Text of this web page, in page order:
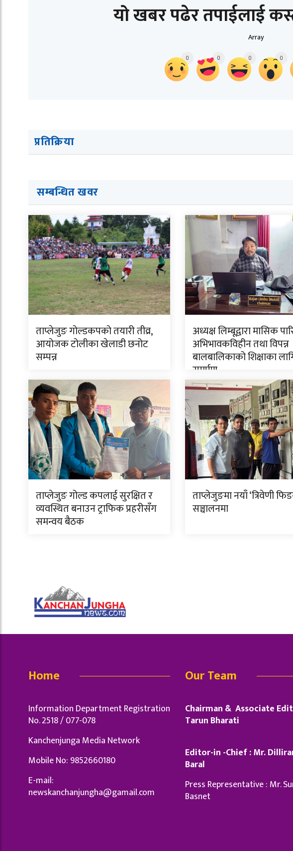
यो खबर पढेर तपाईलाई
Array
0 0 0 0
प्रतिक्रिया
सम्बन्धित खवर
ताप्लेजुङ गोल्डकपको तयारी तीव्र,
आयोजक टोलीका खेलाडी छनोट
सम्पन्न
अध्यक्ष लिम्बूद्वारा मासिक
अभिभावकविहीन तथा विपन्न
बालबालिकाको शिक्षाका
समर्पण
ताप्लेजुङ गोल्ड कपलाई सुरक्षित र
व्यवस्थित बनाउन ट्राफिक प्रहरीसँग
समन्वय बैठक
ताप्लेजुङमा नयाँ ‘त्रिवेणी
सञ्चालनमा
Home
Information Department Registration
No. 2518 / 077-078
Kanchenjunga Media Network
Mobile No: 9852660180
E-mail:
newskanchanjungha@gamail.com
Our Team
Chairman & Associate
Tarun Bharati
Editor-in -Chief : Mr.
Baral
Press Representative : Mr.
Basnet